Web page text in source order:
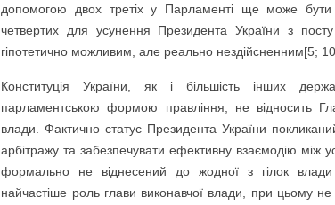
допомогою двох третіх у Парламенті ще може бути
четвертих для усунення Президента України з
гіпотетично можливим, але реально нездійсненним[5;
Конституція України, як і більшість інших
парламентською формою правління, не відносить
влади. Фактично статус Президента України
арбітражу та забезпечувати ефективну взаємодію між
формально не віднесений до жодної з гілок
найчастіше роль глави виконавчої влади, при цьому не